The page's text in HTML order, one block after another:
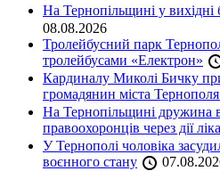
На Тернопільщині у вихідні
08.08.2026
Тролейбусний парк
тролейбусами «Електрон»
Кардиналу Миколі Бичку
громадянин міста
На Тернопільщині дружина
правоохоронців через дії
У Тернополі чоловіка
воєнного стану